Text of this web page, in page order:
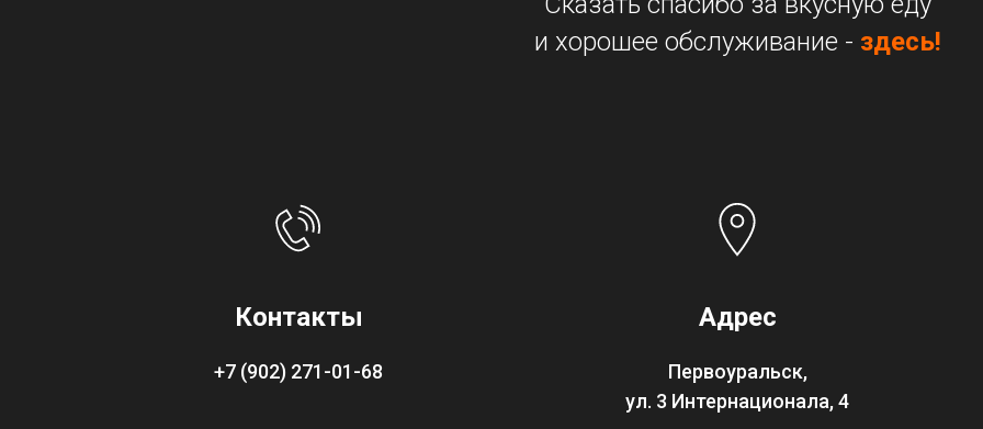
и хорошее обслуживание - здесь!
Контакты
+7 (902) 271-01-68
Адрес
Первоуральск,
ул. 3 Интернационала, 4